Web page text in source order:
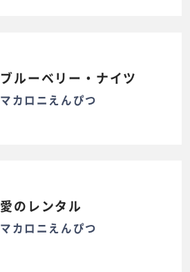
ブルーベリー・ナイツ
マカロニえんぴつ
愛のレンタル
マカロニえんぴつ